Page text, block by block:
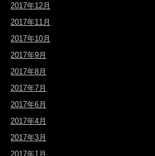
2017年12月
2017年11月
2017年10月
2017年9月
2017年8月
2017年7月
2017年6月
2017年4月
2017年3月
2017年1月